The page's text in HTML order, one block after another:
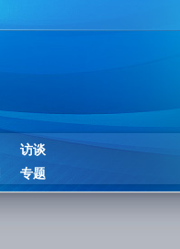
访谈
专题